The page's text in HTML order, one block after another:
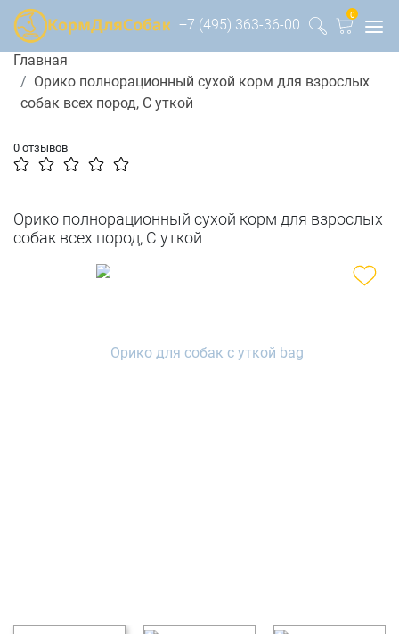
+7 (495) 363-36-00
0
Главная
Орико полнорационный сухой корм для взрослых
собак всех пород, С уткой
0 отзывов
Орико полнорационный сухой корм для взрослых
собак всех пород, С уткой